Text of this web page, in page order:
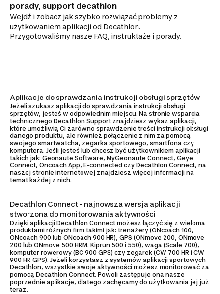
porady, support decathlon
Wejdź i zobacz jak szybko rozwiązać problemy z
użytkowaniem aplikacji od Decathlon.
Przygotowaliśmy nasze FAQ, instruktaże i porady.
Aplikacje do sprawdzania instrukcji obsługi sprzętów
Jeżeli szukasz aplikacji do sprawdzania instrukcji obsługi
sprzętów, jesteś w odpowiednim miejscu. Na stronie wsparcia
technicznego Decathlon Support znajdziesz wykaz aplikacji,
które umożliwią Ci zarówno sprawdzenie treści instrukcji obsługi
danego produktu, ale również połączenie z nim za pomocą
swojego smartwatcha, zegarka sportowego, smartfona czy
komputera. Jeśli jesteś lub chcesz być użytkownikiem aplikacji
takich jak: Geonaute Software, MyGeonaute Connect, Geye
Connect, Oncoach App, E-connected czy Decathlon Connect, na
naszej stronie internetowej znajdziesz więcej informacji na
temat każdej z nich.
Decathlon Connect - najnowsza wersja aplikacji
stworzona do monitorowania aktywności
Dzięki aplikacji Decathlon Connect możesz łączyć się z wieloma
produktami różnych firm takimi jak: trenażery (ONcoach 100,
ONcoach 900 lub ONcoach 900 HR), GPS (ONmove 200, ONmove
200 lub ONmove 500 HRM. Kiprun 500 i 550), waga (Scale 700),
komputer rowerowy (BC 900 GPS) czy zegarek (CW 700 HR i CW
900 HR GPS). Jeżeli korzystasz z systemów aplikacji sportowych
Decathlon, wszystkie swoje aktywności możesz monitorować za
pomocą Decathlon Connect. Powoli zastępuje ona nasze
poprzednie aplikacje, dlatego zachęcamy do użytkowania jej już
teraz.